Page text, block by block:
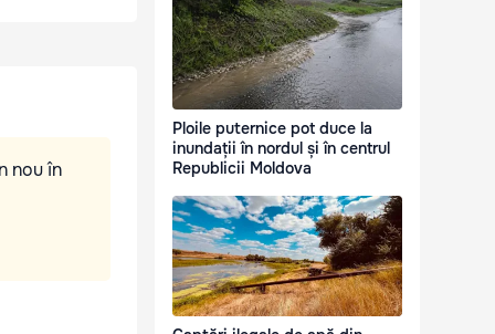
nou în
Ploile puternice pot duce la
inundații în nordul și în centrul
Republicii Moldova